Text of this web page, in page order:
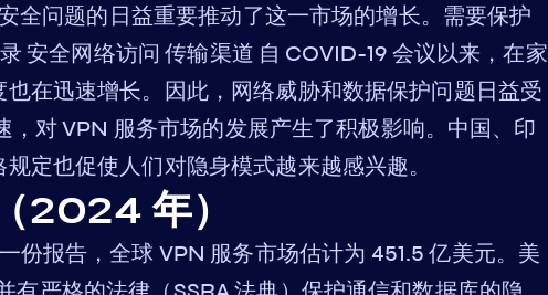
全问题的日益重要推动了这一市场的增长。需要保护
安全网络访问 传输渠道 自 COVID-19 会议以来，在家
在迅速增长。因此，网络威胁和数据保护问题日益受
对 VPN 服务市场的发展产生了积极影响。中国、印
定也促使人们对隐身模式越来越感兴趣。
2024 年）
报告，全球 VPN 服务市场估计为 451.5 亿美元。美